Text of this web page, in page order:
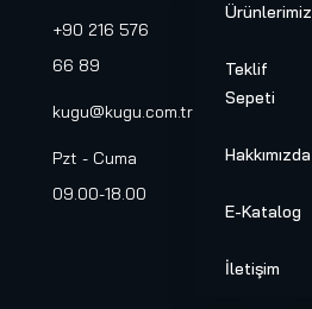
+90 216 576
66 89
kugu@kugu.com.tr
Pzt - Cuma
09.00-18.00
Ürünlerimiz
Teklif
Sepeti
Hakkımızda
E-Katalog
İletişim